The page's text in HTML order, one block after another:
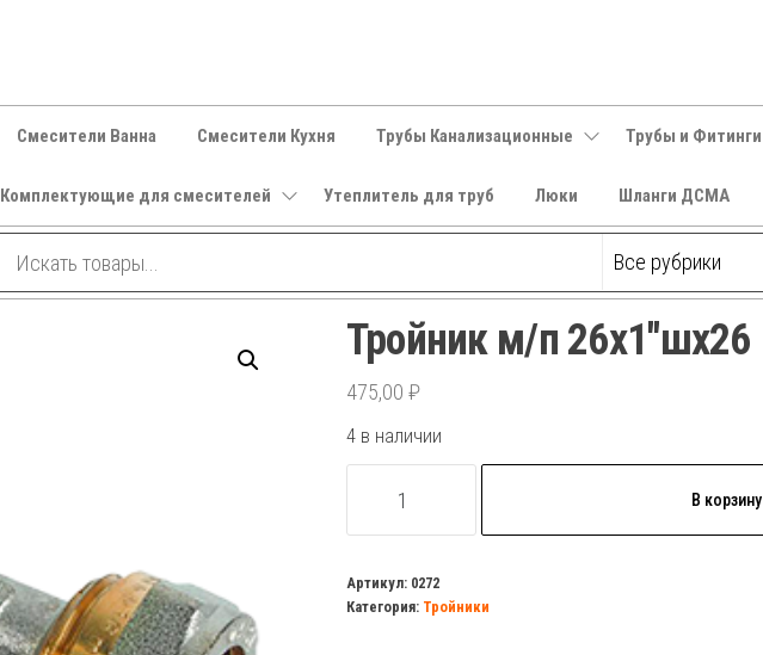
Смесители Ванна Смесители Кухня Трубы Канализационные Трубы и Фитинги
Комплектующие для смесителей Утеплитель для труб Люки Шланги ДСМА
Тройник м/п 26х1″шх26
475,00 ₽
4 в наличии
товара
м/
п
В корзину
Артикул: 0272
Категория: Тройники